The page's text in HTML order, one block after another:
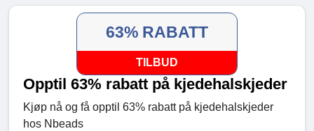
63% RABATT
TILBUD
Opptil 63% rabatt på kjedehalskjeder
Kjøp nå og få opptil 63% rabatt på kjedehalskjeder
hos Nbeads